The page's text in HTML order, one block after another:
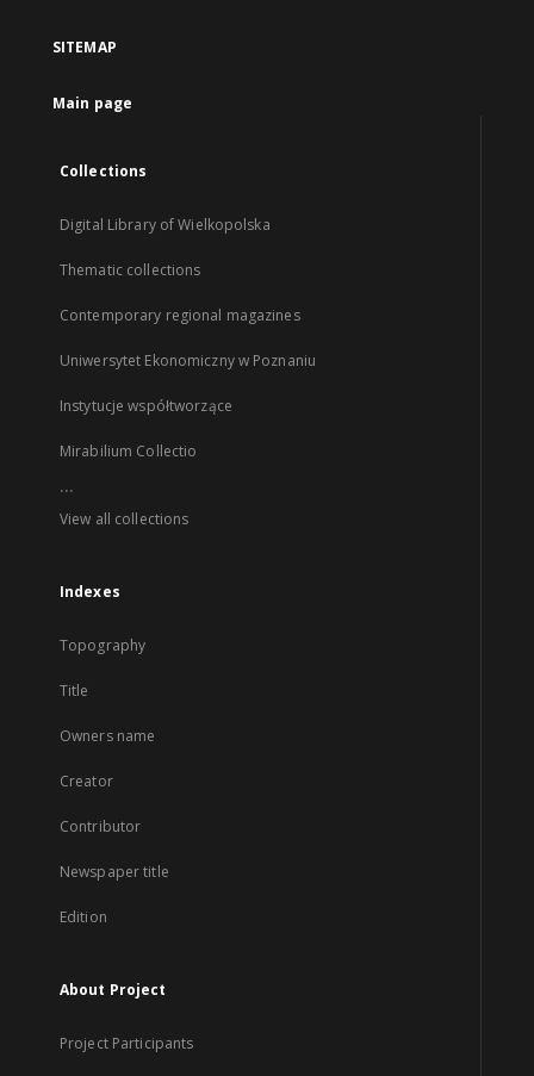
SITEMAP
Main page
Collections
Digital Library of Wielkopolska
Thematic collections
Contemporary regional magazines
Uniwersytet Ekonomiczny w Poznaniu
Instytucje współtworzące
Mirabilium Collectio
...
View all collections
Indexes
Topography
Title
Owners name
Creator
Contributor
Newspaper title
Edition
About Project
Project Participants